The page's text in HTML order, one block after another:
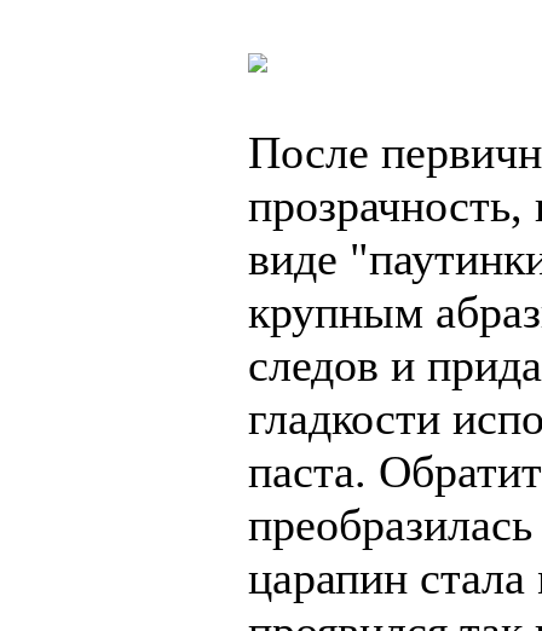
После
виде
крупным
следов и
гладкости
паста.
царапин